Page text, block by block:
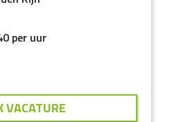
per uur
VACATURE